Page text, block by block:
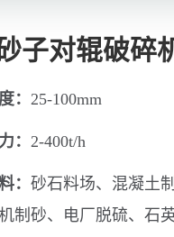
子对辊破碎
： 25-100mm
： 2-400t/h
： 砂石料场、混凝土
制砂、电厂脱硫、石